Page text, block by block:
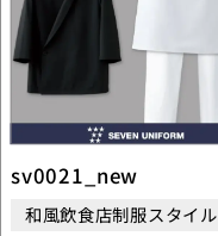
sv0021_new
和風飲食店制服スタイル